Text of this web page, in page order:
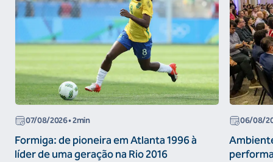
07/08/2026• 2min
Formiga: de pioneira em Atlanta 1996 à
líder de uma geração na Rio 2016
06/08/